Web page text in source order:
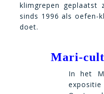
klimgrepen geplaatst
sinds 1996 als oefen-
doet.
Mari-
In het